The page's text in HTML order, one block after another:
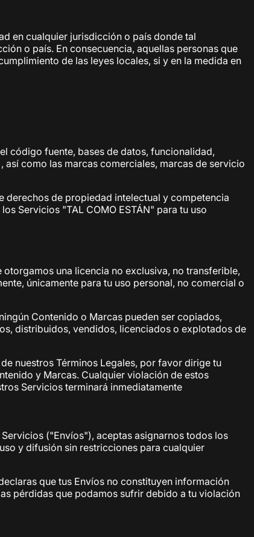
en cualquier jurisdicción o país donde tal
o país. En consecuencia, aquellas personas que
de las leyes locales, si y en la medida en
código fuente, bases de datos, funcionalidad,
como las marcas comerciales, marcas de servicio
derechos de propiedad intelectual y competencia
Servicios "TAL COMO ESTÁN" para tu uso
otorgamos una licencia no exclusiva, no transferible,
únicamente para tu uso personal, no comercial o
Contenido o Marcas pueden ser copiados,
distribuidos, vendidos, licenciados o explotados de
nuestros Términos Legales, por favor dirige tu
y Marcas. Cualquier violación de estos
Servicios terminará inmediatamente
("Envíos"), aceptas asignarnos todos los
y difusión sin restricciones para cualquier
que tus Envíos no constituyen información
pérdidas que podamos sufrir debido a tu violación